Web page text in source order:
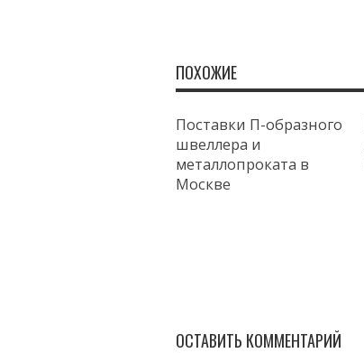
ПОХОЖИЕ
Поставки П-образного
швеллера и
металлопроката в
Москве
ОСТАВИТЬ КОММЕНТАРИЙ